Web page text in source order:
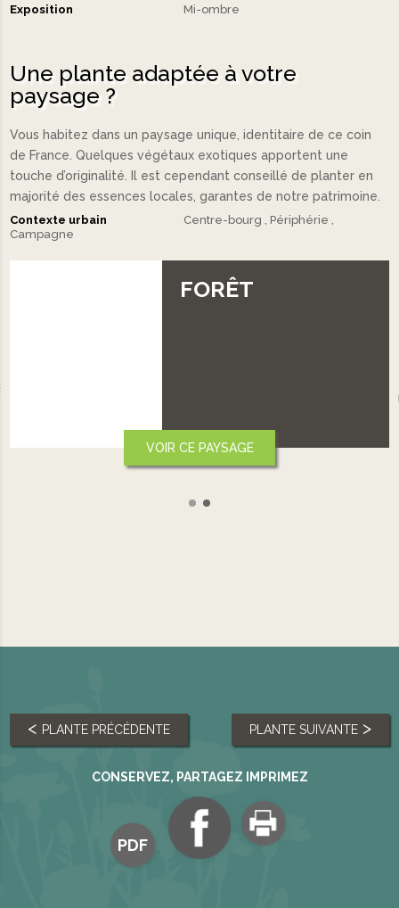
Exposition
Mi-ombre
Une plante adaptée à votre
paysage ?
Vous habitez dans un paysage unique, identitaire de ce coin
de France. Quelques végétaux exotiques apportent une
touche d’originalité. Il est cependant conseillé de planter en
majorité des essences locales, garantes de notre patrimoine.
Contexte urbain Centre-bourg
Périphérie
Campagne
FORÊT
VOIR CE PAYSAGE
PLANTE PRÉCÉDENTE PLANTE SUIVANTE
CONSERVEZ, PARTAGEZ IMPRIMEZ
PDF